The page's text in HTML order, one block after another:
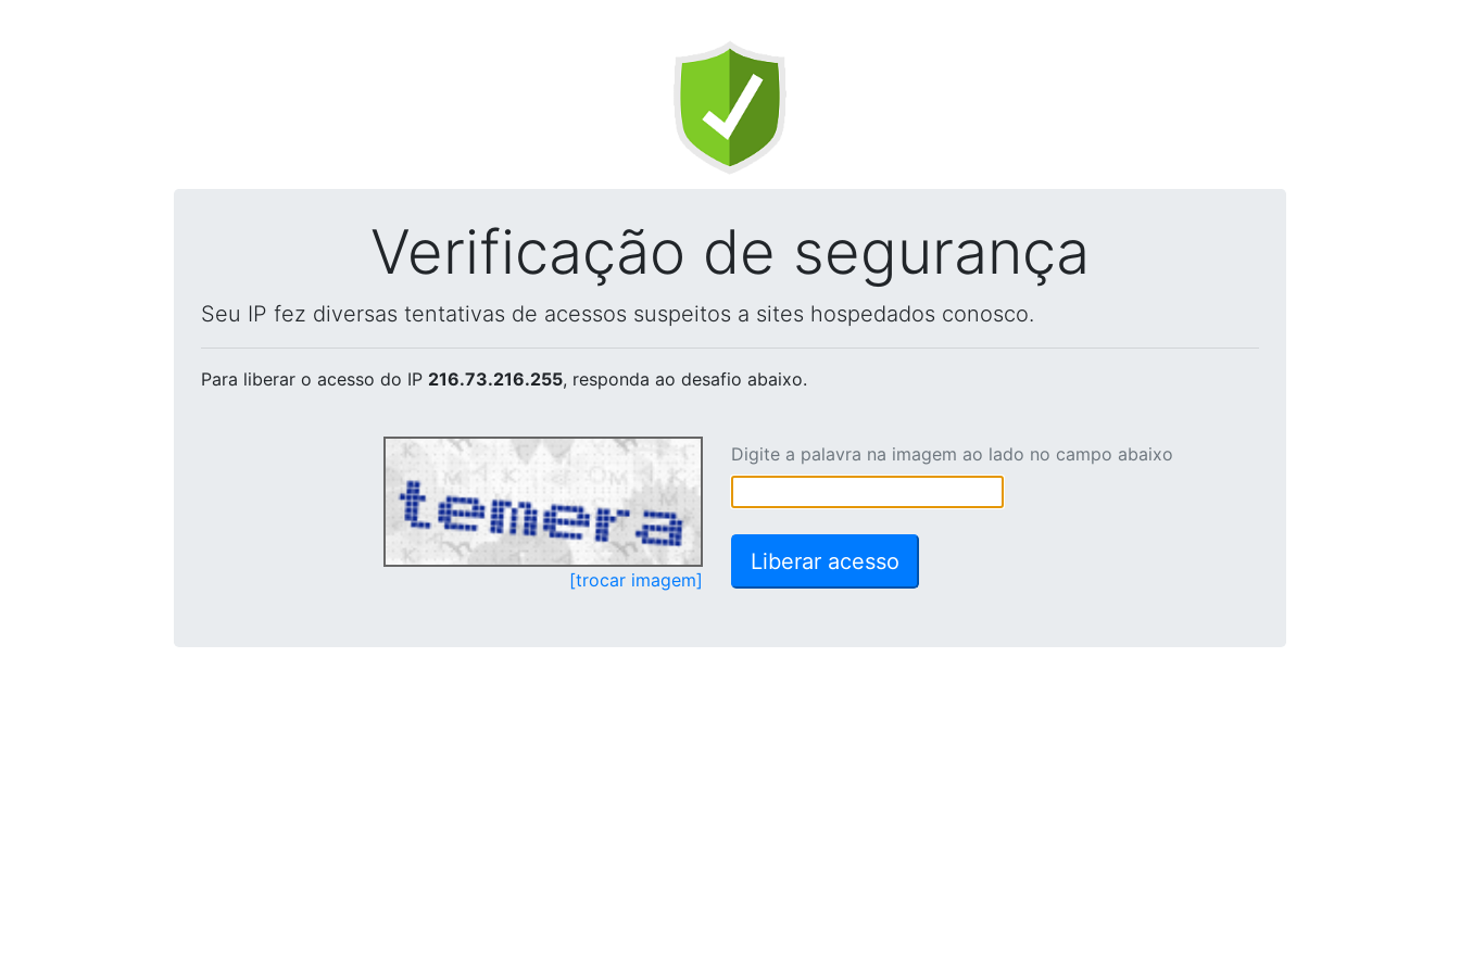
Verificação de segurança
Seu IP fez diversas tentativas de acessos suspeitos a sites hospedados conosco.
Para liberar o acesso do IP 216.73.216.255, responda ao desafio abaixo.
[trocar imagem]
Digite a palavra na imagem ao lado no campo abaixo